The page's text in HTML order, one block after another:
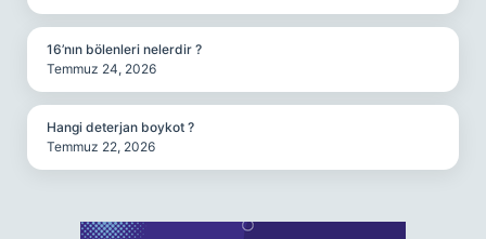
16’nın bölenleri nelerdir ?
Temmuz 24, 2026
Hangi deterjan boykot ?
Temmuz 22, 2026